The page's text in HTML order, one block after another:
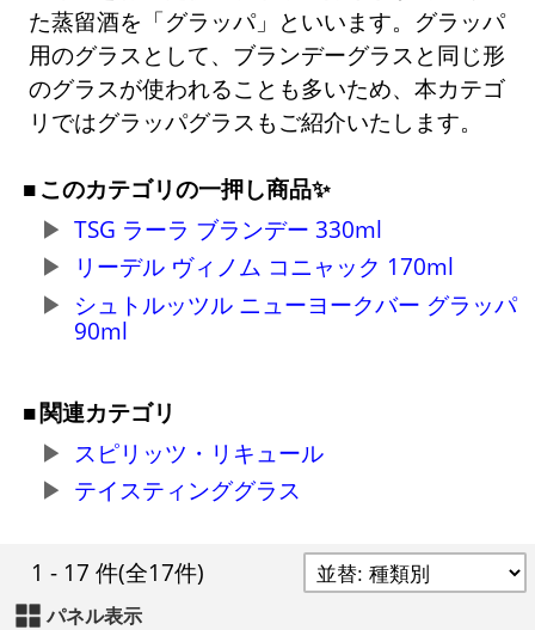
た蒸留酒を「グラッパ」といいます。グラッパ
用のグラスとして、ブランデーグラスと同じ形
のグラスが使われることも多いため、本カテゴ
リではグラッパグラスもご紹介いたします。
このカテゴリの一押し商品✨
TSG ラーラ ブランデー 330ml
リーデル ヴィノム コニャック 170ml
シュトルッツル ニューヨークバー グラッパ
90ml
関連カテゴリ
スピリッツ・リキュール
テイスティンググラス
1 - 17 件(全17件)
パネル表示